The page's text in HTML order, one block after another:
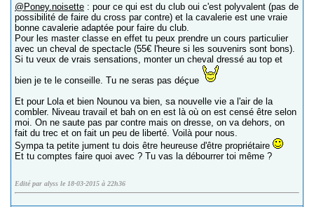
@Poney.noisette : pour ce qui est du club oui c'est polyvalent (pas de
possibilité de faire du cross par contre) et la cavalerie est une vraie
bonne cavalerie adaptée pour faire du club.
Pour les master classe en effet tu peux prendre un cours particulier
avec un cheval de spectacle (55€ l'heure si les souvenirs sont bons).
Si tu veux de vrais sensations, monter un cheval dressé au top et
bien je te le conseille. Tu ne seras pas déçue
Et pour Lola et bien Nounou va bien, sa nouvelle vie a l'air de la
combler. Niveau travail et bah on en est là où on est censé être selon
moi. On ne saute pas par contre mais on dresse, on va dehors, on
fait du trec et on fait un peu de liberté. Voilà pour nous.
Sympa ta petite jument tu dois être heureuse d'être propriétaire
Et tu comptes faire quoi avec ? Tu vas la débourrer toi même ?
Edité par alyss le 18-03-2015 à 22h36